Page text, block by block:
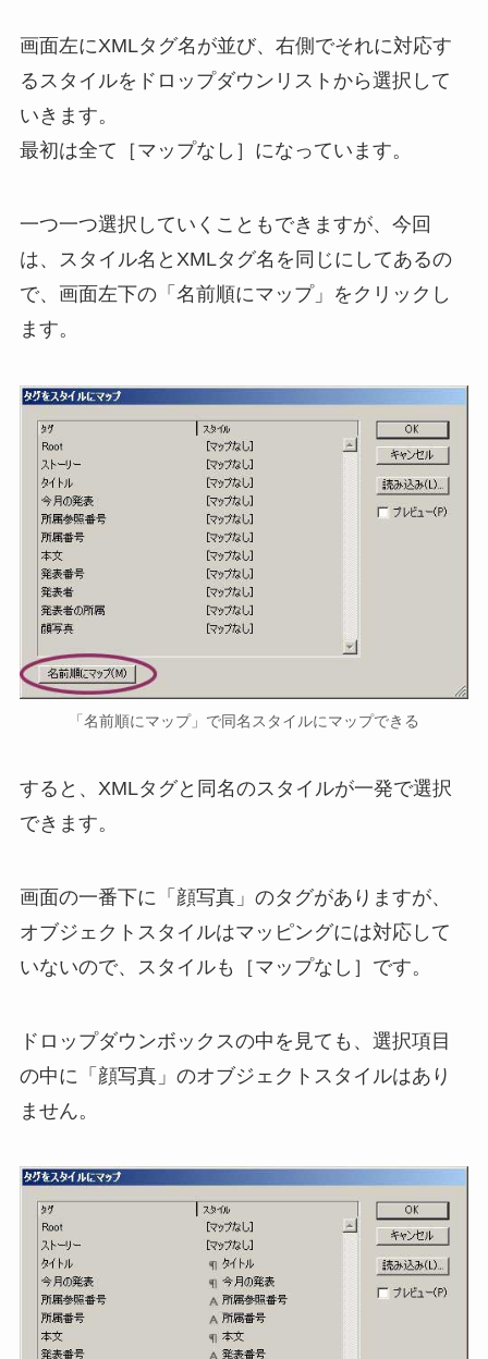
画面左にXMLタグ名が並び、右側でそれに対応す
るスタイルをドロップダウンリストから選択して
いきます。
最初は全て［マップなし］になっています。
一つ一つ選択していくこともできますが、今回
は、スタイル名とXMLタグ名を同じにしてあるの
で、画面左下の「名前順にマップ」をクリックし
ます。
「名前順にマップ」で同名スタイルにマップできる
すると、XMLタグと同名のスタイルが一発で選択
できます。
画面の一番下に「顔写真」のタグがありますが、
オブジェクトスタイルはマッピングには対応して
いないので、スタイルも［マップなし］です。
ドロップダウンボックスの中を見ても、選択項目
の中に「顔写真」のオブジェクトスタイルはあり
ません。